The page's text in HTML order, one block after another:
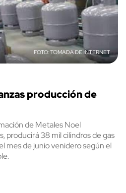
TOMADA DE INTERNET
producción de
de Metales Noel
producirá 38 mil cilindros de gas
mes de junio venidero según el